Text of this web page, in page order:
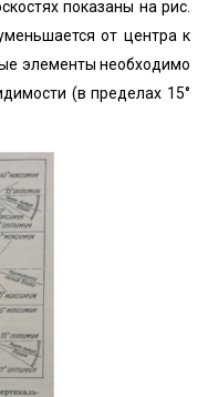
показаны на рис.
от центра к
элементы необходимо
(в пределах 15°